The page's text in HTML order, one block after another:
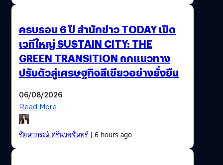
ครบรอบ 6 ปี สำนักข่าว TODAY เปิด
เวทีใหญ่ SUSTAIN CITY: THE
GREEN TRANSITION ถกแนวทาง
ปรับตัวสู่เศรษฐกิจสีเขียวอย่างยั่งยืน
06/08/2026
Read More
รัตนาภรณ์ ศรีนวลจันทร์| 6 hours ago